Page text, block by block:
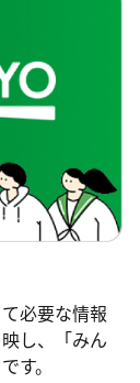
必要な情報
し、「みん
す。